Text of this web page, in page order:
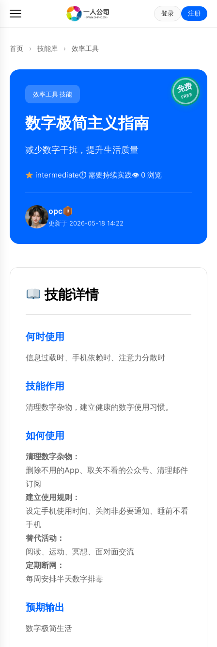
登录 注册
首页 › 技能库 › 效率工具
效率工具 技能
数字极简主义指南
免费
FREE
减少数字干扰，提升生活质量
intermediate⏱ 需要持续实践👁 0 浏览
opc 3
更新于 2026-05-18 14:22
技能详情
何时使用
信息过载时、手机依赖时、注意力分散时
技能作用
清理数字杂物，建立健康的数字使用习惯。
如何使用
清理数字杂物：
删除不用的App、取关不看的公众号、清理邮件
订阅
建立使用规则：
设定手机使用时间、关闭非必要通知、睡前不看
手机
替代活动：
阅读、运动、冥想、面对面交流
定期断网：
每周安排半天数字排毒
预期输出
数字极简生活